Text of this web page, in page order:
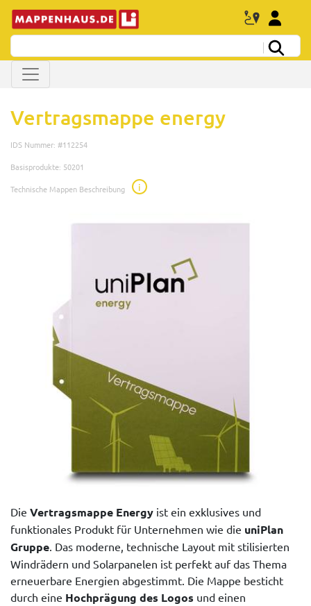
Vertragsmappe energy
IDS Nummer: #112254
Basisprodukte: 50201
Technische Mappen Beschreibung
i
Die Vertragsmappe Energy ist ein exklusives und
funktionales Produkt für Unternehmen wie die uniPlan
Gruppe . Das moderne, technische Layout mit stilisierten
Windrädern und Solarpanelen ist perfekt auf das Thema
erneuerbare Energien abgestimmt. Die Mappe besticht
durch eine Hochprägung des Logos und einen